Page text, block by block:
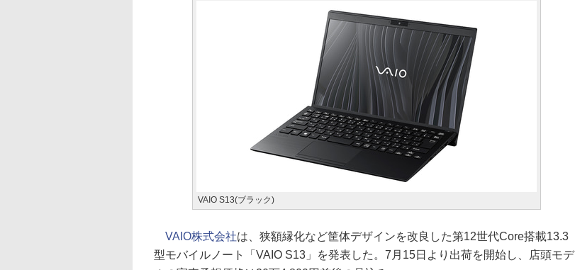
VAIO S13(ブラック)
VAIO株式会社は、狭額縁化など筐体デザインを改良した第12世代Core搭載13.3
型モバイルノート「VAIO S13」を発表した。7月15日より出荷を開始し、店頭モデ